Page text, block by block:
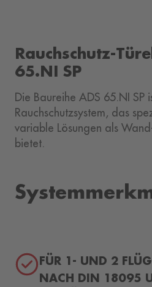
Rauchschutz-
65.NI SP
Die Baureihe ADS 65.NI SP
Rauchschutzsystem, das
variable Lösungen als
bietet.
FÜR 1- UND 2
NACH DIN 18095